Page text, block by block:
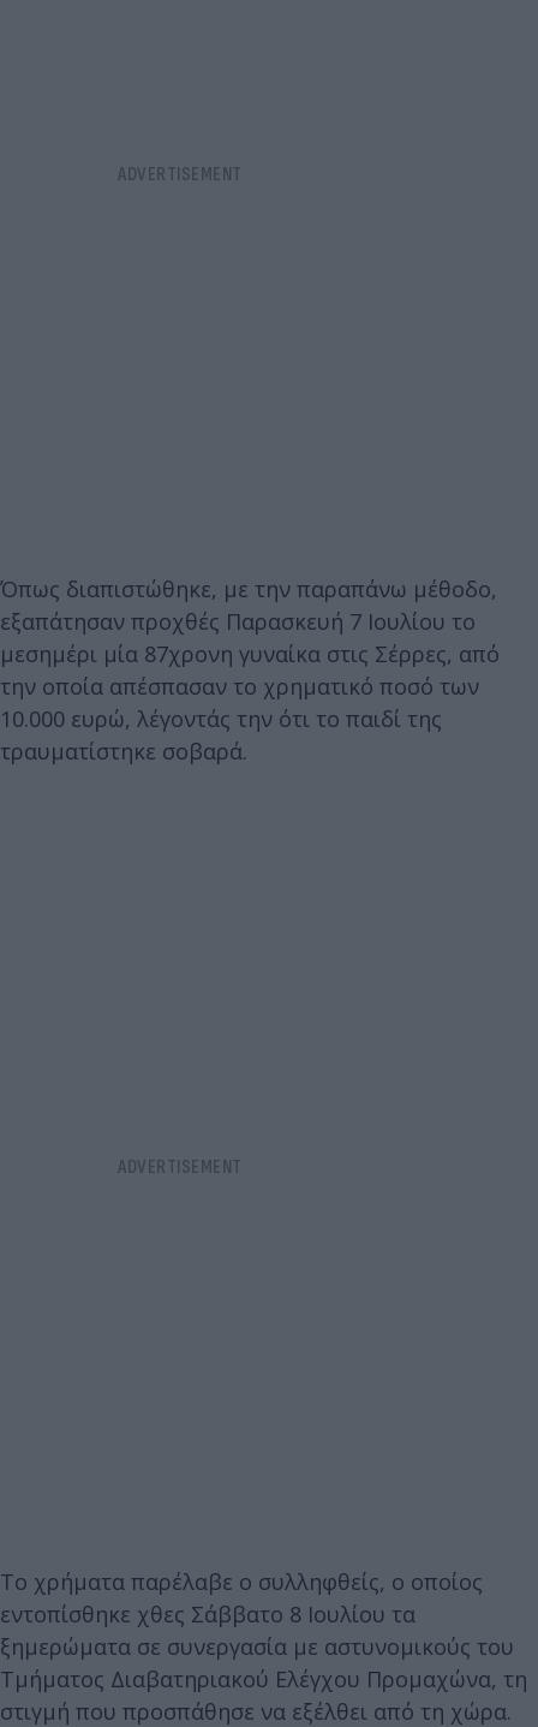
Όπως διαπιστώθηκε, με την παραπάνω μέθοδο,
εξαπάτησαν προχθές Παρασκευή 7 Ιουλίου το
μεσημέρι μία 87χρονη γυναίκα στις Σέρρες, από
την οποία απέσπασαν το χρηματικό ποσό των
10.000 ευρώ, λέγοντάς την ότι το παιδί της
τραυματίστηκε σοβαρά.
Το χρήματα παρέλαβε ο συλληφθείς, ο οποίος
εντοπίσθηκε χθες Σάββατο 8 Ιουλίου τα
ξημερώματα σε συνεργασία με αστυνομικούς του
Τμήματος Διαβατηριακού Ελέγχου Προμαχώνα, τη
στιγμή που προσπάθησε να εξέλθει από τη χώρα.